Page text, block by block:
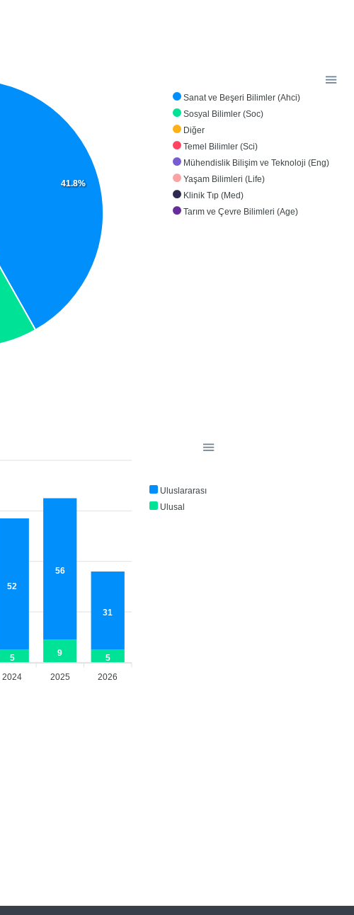
Sanat ve Beşeri Bilimler (Ahci)
Sosyal Bilimler (Soc)
Diğer
Temel Bilimler (Sci)
Mühendislik Bilişim ve Teknoloji (Eng)
Yaşam Bilimleri (Life)
Klinik Tıp (Med)
Tarım ve Çevre Bilimleri (Age)
41.8%
Uluslararası
Ulusal
2024 2025 2026
5
9
5
52
56
31